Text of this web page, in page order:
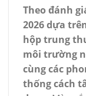
Theo đánh
2026 dựa
hộp trung
môi trường
cùng các
thống cách